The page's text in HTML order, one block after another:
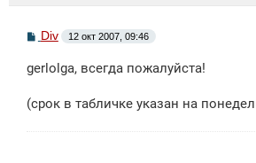
С
б
н
Div 12 окт 2007, 09:46
gerlolga, всегда пожалуйста!
(срок в табличке указан на